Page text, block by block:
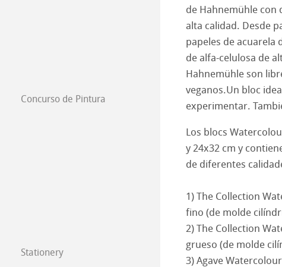
Técnicas de grabado
Studio & Decor
My Art Registry
Frequently Asked
The Collection -
The Collection -
Natural Line
Acuarela
Watercolour Books
The Collection
Acuarela de molde
Acuarela
Harmony &
Croquis & dibujos
Papeles de Dibujo
Libros de Dibujo
Papeles de Pastel
Cartones de Óleo y
Grafismo y Diseño
Técnicas de grabado
Papeles Técnicos
Papeles
Papeles
Lana Papeles
Concurso de Pintura
Pinturas 2026
Pinturas 2025
Pinturas 2024
Pinturas 2023
Pinturas 2022
Pinturas 2021
Stationery
FineNotes by
de Hahnemühle con
alta calidad. Desde
papeles de acuarela
de alfa-celulosa de
Hahnemühle son
veganos.Un bloc
experimentar.
Los blocs
y 24x32 cm y
de diferentes
1) The Collection
fino (de molde
2) The Collection
grueso (de molde
3) Agave